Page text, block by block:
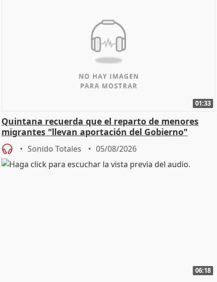
01:33
Quintana recuerda que el reparto de menores
migrantes "llevan aportación del Gobierno"
central
Sonido Totales 05/08/2026
06:18